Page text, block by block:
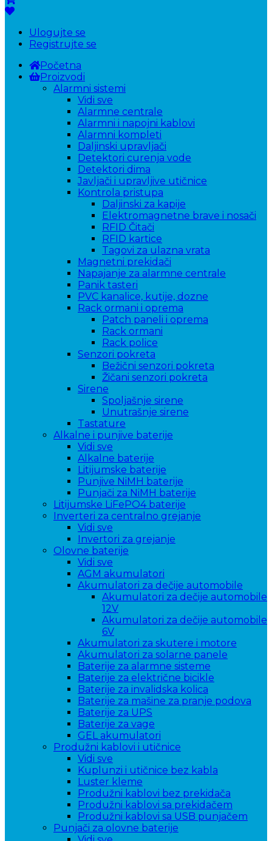
Ulogujte se
Registrujte se
Početna
Proizvodi
Alarmni sistemi
Vidi sve
Alarmne centrale
Alarmni i napojni kablovi
Alarmni kompleti
Daljinski upravljači
Detektori curenja vode
Detektori dima
Javljači i upravljive utičnice
Kontrola pristupa
Daljinski za kapije
Elektromagnetne brave i nosači
RFID Čitači
RFID kartice
Tagovi za ulazna vrata
Magnetni prekidači
Napajanje za alarmne centrale
Panik tasteri
PVC kanalice, kutije, dozne
Rack ormani i oprema
Patch paneli i oprema
Rack ormani
Rack police
Senzori pokreta
Bežični senzori pokreta
Žičani senzori pokreta
Sirene
Spoljašnje sirene
Unutrašnje sirene
Tastature
Alkalne i punjive baterije
Vidi sve
Alkalne baterije
Litijumske baterije
Punjive NiMH baterije
Punjači za NiMH baterije
Litijumske LiFePO4 baterije
Inverteri za centralno grejanje
Vidi sve
Invertori za grejanje
Olovne baterije
Vidi sve
AGM akumulatori
Akumulatori za dečije automobile
Akumulatori za dečije automobile
12V
Akumulatori za dečije automobile
6V
Akumulatori za skutere i motore
Akumulatori za solarne panele
Baterije za alarmne sisteme
Baterije za električne bicikle
Baterije za invalidska kolica
Baterije za mašine za pranje podova
Baterije za UPS
Baterije za vage
GEL akumulatori
Produžni kablovi i utičnice
Vidi sve
Kuplunzi i utičnice bez kabla
Luster kleme
Produžni kablovi bez prekidača
Produžni kablovi sa prekidačem
Produžni kablovi sa USB punjačem
Punjači za olovne baterije